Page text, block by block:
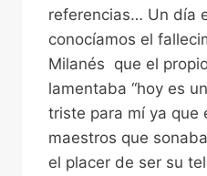
referencias… Un día
conocíamos el
Milanés que el
lamentaba “hoy es
triste para mí ya que
maestros que
el placer de ser su